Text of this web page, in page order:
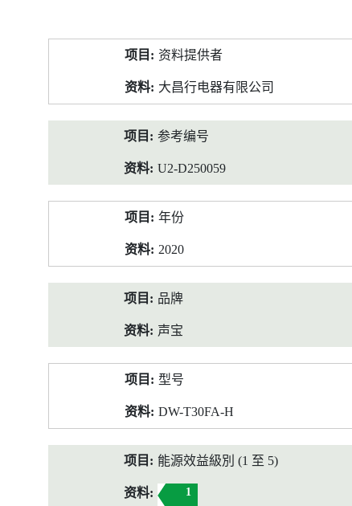
料
资料提供者
大昌行电器有限公司
参考编号
U2-D250059
年份
2020
品牌
声宝
型号
DW-T30FA-H
能源效益級別 (1 至 5)
1